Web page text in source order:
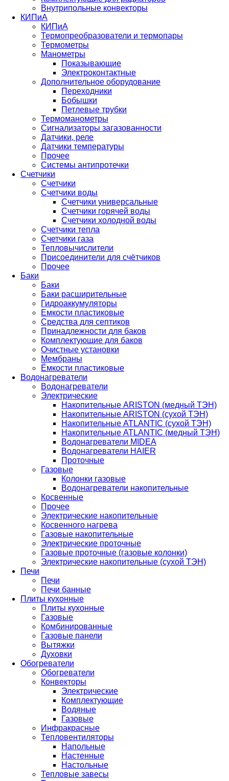
Внутрипольные конвекторы
КИПиА
КИПиА
Термопреобразователи и термопары
Термометры
Манометры
Показывающие
Электроконтактные
Дополнительное оборудование
Переходники
Бобышки
Петлевые трубки
Термоманометры
Сигнализаторы загазованности
Датчики, реле
Датчики температуры
Прочее
Системы антипротечки
Счетчики
Счетчики
Счетчики воды
Счетчики универсальные
Счетчики горячей воды
Счетчики холодной воды
Счетчики тепла
Счетчики газа
Тепловычислители
Присоединители для счётчиков
Прочее
Баки
Баки
Баки расширительные
Гидроаккумуляторы
Емкости пластиковые
Средства для септиков
Принадлежности для баков
Комплектующие для баков
Очистные установки
Мембраны
Ёмкости пластиковые
Водонагреватели
Водонагреватели
Электрические
Накопительные ARISTON (медный ТЭН)
Накопительные ARISTON (сухой ТЭН)
Накопительные ATLANTIC (сухой ТЭН)
Накопительные ATLANTIC (медный ТЭН)
Водонагреватели MIDEA
Водонагреватели HAIER
Проточные
Газовые
Колонки газовые
Водонагреватели накопительные
Косвенные
Прочее
Электрические накопительные
Косвенного нагрева
Газовые накопительные
Электрические проточные
Газовые проточные (газовые колонки)
Электрические накопительные (сухой ТЭН)
Печи
Печи
Печи банные
Плиты кухонные
Плиты кухонные
Газовые
Комбинированные
Газовые панели
Вытяжки
Духовки
Обогреватели
Обогреватели
Конвекторы
Электрические
Комплектующие
Водяные
Газовые
Инфракрасные
Тепловентиляторы
Напольные
Настенные
Настольные
Тепловые завесы